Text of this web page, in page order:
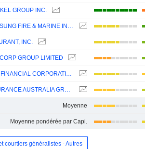
GROUP INC.
SAMSUNG FIRE & MARINE INSURANCE CO., LTD.
INC.
GROUP LIMITED
CNA FINANCIAL CORPORATION
INSURANCE AUSTRALIA GROUP LIMITED
Moyenne
Moyenne pondérée par Capi.
courtiers généralistes - Autres